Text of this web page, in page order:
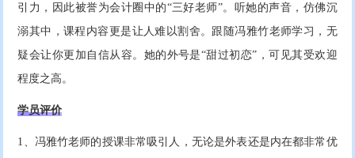
引力，因此被誉为会计圈中的“三好老师”。听她的声音，仿佛沉
溺其中，课程内容更是让人难以割舍。跟随冯雅竹老师学习，无
疑会让你更加自信从容。她的外号是“甜过初恋”，可见其受欢迎
程度之高。
学员评价
1、冯雅竹老师的授课非常吸引人，无论是外表还是内在都非常优